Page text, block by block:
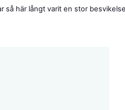
så här långt varit en stor